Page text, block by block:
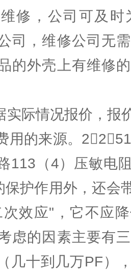
修，公司可及
司，维修公司无
的外壳上有维修
实际情况报价，报
用的来源。
113（4）压敏电
保护作用外，还会
效应"，它不应
虑的因素主要有
几十到几万PF）